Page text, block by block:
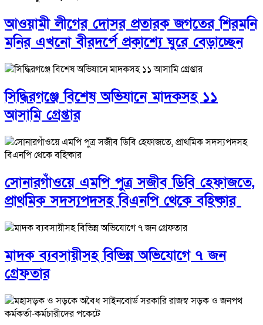
আওয়ামী লীগের দোসর প্রতারক জগতের শিরমনি
মনির এখনো বীরদর্পে প্রকাশ্যে ঘুরে বেড়াচ্ছেন
সিদ্ধিরগঞ্জে বিশেষ অভিযানে মাদকসহ ১১
আসামি গ্রেপ্তার
সোনারগাঁওয়ে এমপি পুত্র সজীব ডিবি হেফাজতে,
প্রাথমিক সদস্যপদসহ বিএনপি থেকে বহিষ্কার
মাদক ব্যবসায়ীসহ বিভিন্ন অভিযোগে ৭ জন
গ্রেফতার